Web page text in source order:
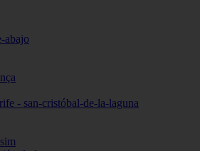
abajo
- san-cristóbal-de-la-laguna